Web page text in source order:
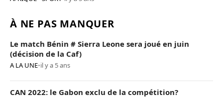
À NE PAS MANQUER
Le match Bénin # Sierra Leone sera joué en juin
(décision de la Caf)
A LA UNE•il y a 5 ans
CAN 2022: le Gabon exclu de la compétition?